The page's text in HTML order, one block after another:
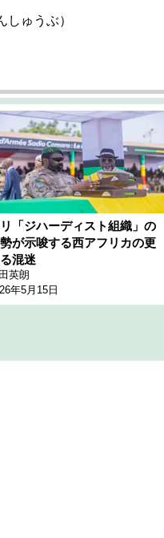
ゅうぶ）
「ジハーディスト組織」の
が示唆する西アフリカの更
混迷
英朗
年5月15日